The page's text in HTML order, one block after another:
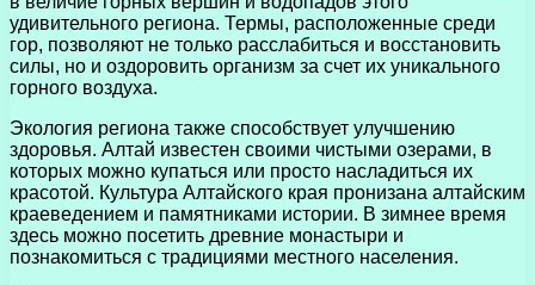
удивительного региона. Термы, расположенные среди
гор, позволяют не только расслабиться и восстановить
силы, но и оздоровить организм за счет их уникального
горного воздуха.
Экология региона также способствует улучшению
здоровья. Алтай известен своими чистыми озерами, в
которых можно купаться или просто насладиться их
красотой. Культура Алтайского края пронизана алтайским
краеведением и памятниками истории. В зимнее время
здесь можно посетить древние монастыри и
познакомиться с традициями местного населения.